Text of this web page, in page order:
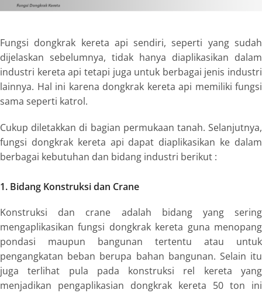
Fungsi dongkrak kereta api sendiri, seperti yang sudah
dijelaskan sebelumnya, tidak hanya diaplikasikan dalam
industri kereta api tetapi juga untuk berbagai jenis industri
lainnya. Hal ini karena dongkrak kereta api memiliki fungsi
sama seperti katrol.
Cukup diletakkan di bagian permukaan tanah. Selanjutnya,
fungsi dongkrak kereta api dapat diaplikasikan ke dalam
berbagai kebutuhan dan bidang industri berikut :
1. Bidang Konstruksi dan Crane
Konstruksi dan crane adalah bidang yang sering
mengaplikasikanfungsi dongkrak kereta guna menopang
pondasi maupun bangunan tertentu atau untuk
pengangkatan beban berupa bahan bangunan. Selain itu
juga terlihat pula pada konstruksi rel kereta yang
menjadikan pengaplikasian dongkrak kereta 50 ton ini